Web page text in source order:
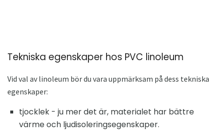
Tekniska egenskaper hos PVC linoleum
Vid val av linoleum bör du vara uppmärksam på dess tekniska
egenskaper:
tjocklek - ju mer det är, materialet har bättre
värme och ljudisoleringsegenskaper.